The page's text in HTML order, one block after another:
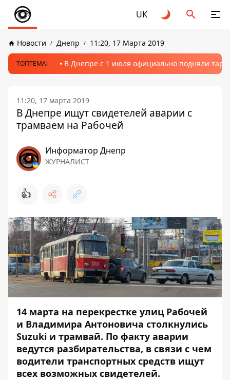
UK
Новости Днепр 11:20, 17 Марта 2019
ТОПТЕМА: В Днепре с 1 июля официально подняли
11:20, 17 марта 2019
В Днепре ищут свидетелей аварии с
трамваем на Рабочей
Информатор Днепр
ЖУРНАЛИСТ
👍
14 марта на перекрестке улиц Рабочей
и Владимира Антоновича столкнулись
Suzuki и трамвай. По факту аварии
ведутся разбирательства, в связи с чем
водители транспортных средств ищут
всех возможных свидетелей.